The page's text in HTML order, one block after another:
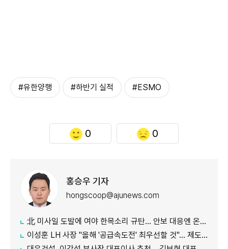
#유한양행 #하반기 실적 #ESMO
0 0
홍승우 기자
hongscoop@ajunews.com
北 미사일 도발에 여야 한목소리 규탄… 안보 대응엔 온도차
이성훈 LH 사장 "올해 '공급속도전' 최우선할 것"… 제도 개선·직원 참여 독려